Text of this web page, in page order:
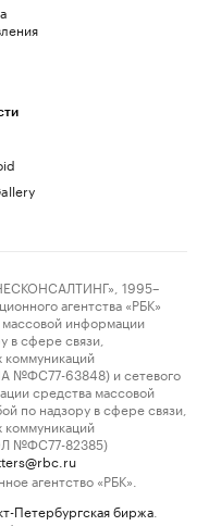
1995–
агентства «РБК»
массовой информации
в сфере связи,
№ФС77-63848) и сетевого
средства массовой
по надзору в сфере связи,
№ФС77-82385)
агентство «РБК».
Петербургская биржа